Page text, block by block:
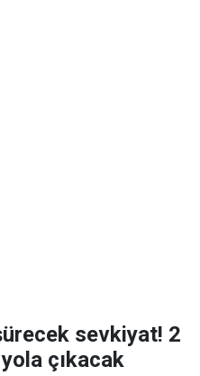
sevkiyat! 2
çıkacak